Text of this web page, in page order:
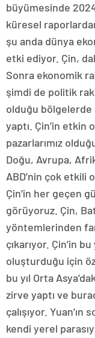
büyümesinde
küresel
şu anda dünya
etki ediyor. Çin,
Sonra ekonomik
şimdi de politik
olduğu bölgelerde
yaptı. Çin’in etkin
pazarlarımız
Doğu, Avrupa,
ABD’nin çok etkili
Çin’in her geçen
görüyoruz. Çin,
yöntemlerinden
çıkarıyor. Çin’in
oluşturduğu için
bu yıl Orta
zirve yaptı ve
çalışıyor.
kendi yerel